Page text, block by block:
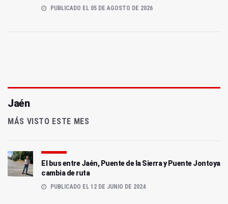
PUBLICADO EL 05 DE AGOSTO DE 2026
Jaén
MÁS VISTO ESTE MES
El bus entre Jaén, Puente de la Sierra y Puente Jontoya
cambia de ruta
PUBLICADO EL 12 DE JUNIO DE 2024